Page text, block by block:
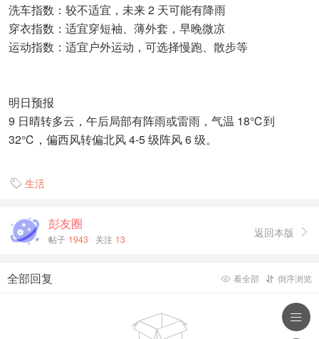
洗车指数：较不适宜，未来 2 天可能有降雨
穿衣指数：适宜穿短袖、薄外套，早晚微凉
运动指数：适宜户外运动，可选择慢跑、散步等
明日预报
9 日晴转多云，午后局部有阵雨或雷雨，气温 18℃到
32℃，偏西风转偏北风 4-5 级阵风 6 级。
 生活
彭友圈
帖子 1943 关注 13 返回本版 
 倒序浏览
 看全部
全部回复
